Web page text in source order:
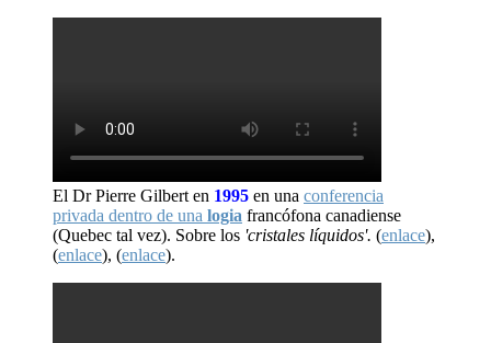
El Dr Pierre Gilbert en 1995 en una conferencia
privada dentro de una logia francófona canadiense
(Quebec tal vez). Sobre los 'cristales líquidos'. (enlace),
(enlace), (enlace).